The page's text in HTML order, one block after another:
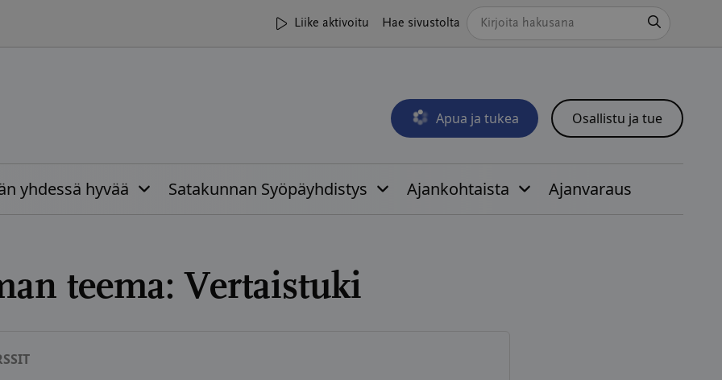
Liike aktivoitu Hae sivustolta
Apua ja tukea
Avautuu uudessa ikkunassaOsallistu ja tue
yhdessä hyvää Satakunnan Syöpäyhdistys Ajankohtaista Ajanvaraus
teema:Vertaistuki